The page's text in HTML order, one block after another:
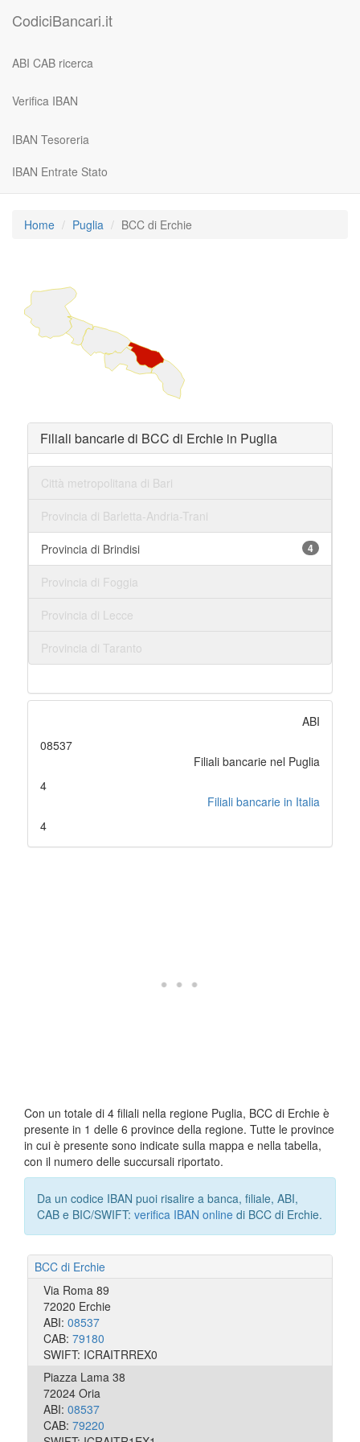
CodiciBancari.it
ABI CAB ricerca
Verifica IBAN
IBAN Tesoreria
IBAN Entrate Stato
Home Puglia BCC di Erchie
Filiali bancarie di BCC di Erchie in Puglia
Città metropolitana di Bari
Provincia di Barletta-Andria-Trani
Provincia di Brindisi 4
Provincia di Foggia
Provincia di Lecce
Provincia di Taranto
ABI
08537
Filiali bancarie nel Puglia
4
Filiali bancarie in Italia
4
Con un totale di 4 filiali nella regione Puglia, BCC di Erchie è
presente in 1 delle 6 province della regione. Tutte le province
in cui è presente sono indicate sulla mappa e nella tabella,
con il numero delle succursali riportato.
Da un codice IBAN puoi risalire a banca, filiale, ABI,
CAB e BIC/SWIFT: verifica IBAN online di BCC di Erchie.
BCC di Erchie
Via Roma 89
72020 Erchie
ABI: 08537
CAB: 79180
SWIFT: ICRAITRREX0
Piazza Lama 38
72024 Oria
ABI: 08537
CAB: 79220